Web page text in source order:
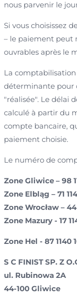
nous parvenir le
Si vous choisissez
– le paiement peut
ouvrables après le
La
déterminante pour
"réalisée". Le délai
calculé à partir du
compte bancaire,
paiement choisie.
Le numéro de
Zone Gliwice – 98
Zone Elbląg – 71
Zone Wrocław –
Zone Mazury - 17
Zone Hel - 87 1140
S C FINIST SP. Z
ul. Rubinowa 2A
44-100 Gliwice